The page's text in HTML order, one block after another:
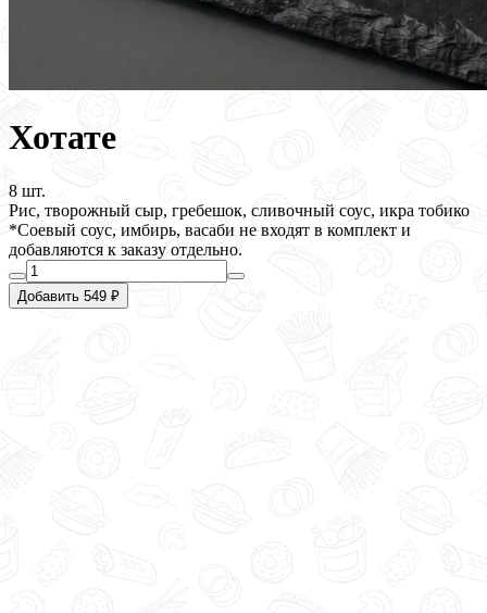
Хотате
8 шт.
Рис, творожный сыр, гребешок, сливочный соус, икра тобико
*Соевый соус, имбирь, васаби не входят в комплект и
добавляются к заказу отдельно.
Добавить 549 ₽